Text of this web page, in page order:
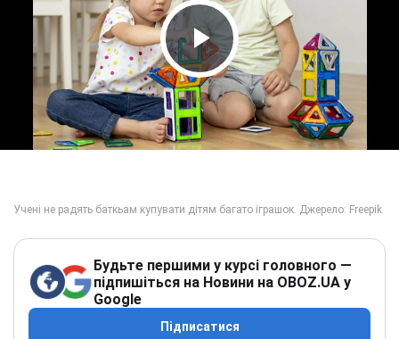
Play Video
Будьте першими у курсі головного —
підпишіться на Новини на OBOZ.UA у
Google
Підписатися